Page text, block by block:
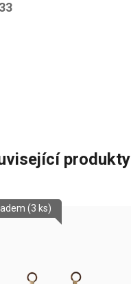
produkty
(3 ks)